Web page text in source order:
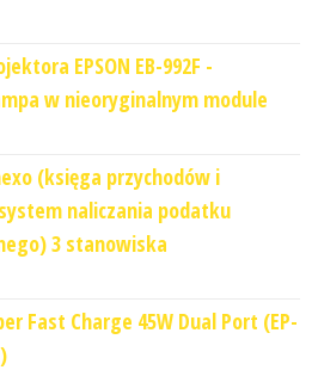
EPSON EB-992F -
w nieoryginalnym module
(księga przychodów i
naliczania podatku
3 stanowiska
Fast Charge 45W Dual Port (EP-